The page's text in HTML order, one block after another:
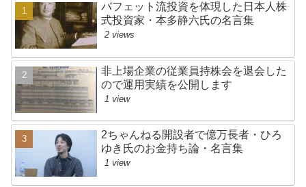
バフェット流投資を体現した日本人株
式投資家・本多静六氏の名言集
2 views
非上場企業の従業員持株会を退会した
ので運用実績を公開します
1 view
2ちゃんねる開設者で億万長者・ひろ
ゆき氏のお金持ち論・名言集
1 view